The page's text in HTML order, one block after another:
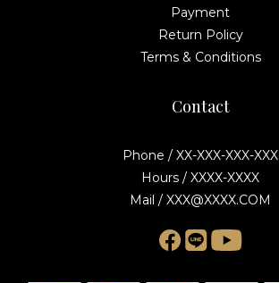
Payment
Return Policy
Terms & Conditions
Contact
Phone / XX-XXX-XXX-XXX
Hours / XXXX-XXXX
Mail / XXX@XXXX.COM